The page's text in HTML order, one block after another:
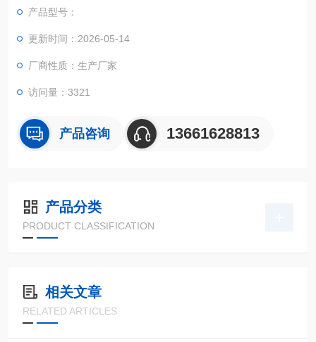
AM精工制作。品质有保证,交货及时。
产品型号：
更新时间：2026-05-14
厂商性质：生产厂家
访问量：3321
产品咨询 13661628813
产品分类
PRODUCT CLASSIFICATION
相关文章
RELATED ARTICLES